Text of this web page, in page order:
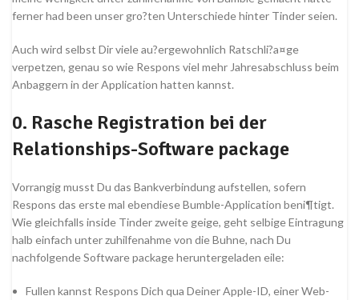
ferner had been unser gro?ten Unterschiede hinter Tinder seien.
Auch wird selbst Dir viele au?ergewohnlich Ratschli?a¤ge
verpetzen, genau so wie Respons viel mehr Jahresabschluss beim
Anbaggern in der Application hatten kannst.
0. Rasche Registration bei der
Relationships-Software package
Vorrangig musst Du das Bankverbindung aufstellen, sofern
Respons das erste mal ebendiese Bumble-Application beni¶tigt.
Wie gleichfalls inside Tinder zweite geige, geht selbige Eintragung
halb einfach unter zuhilfenahme von die Buhne, nach Du
nachfolgende Software package heruntergeladen eile:
Fullen kannst Respons Dich qua Deiner Apple-ID, einer Web-